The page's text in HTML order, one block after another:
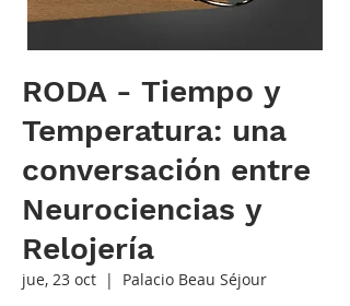
RODA - Tiempo y
Temperatura: una
conversación entre
Neurociencias y
Relojería
jue, 23 oct
  |
Palacio Beau Séjour